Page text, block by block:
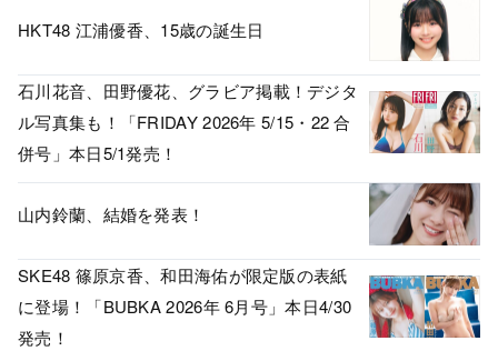
HKT48 江浦優香、15歳の誕生日
石川花音、田野優花、グラビア掲載！デジタ
ル写真集も！「FRIDAY 2026年 5/15・22 合
併号」本日5/1発売！
山内鈴蘭、結婚を発表！
SKE48 篠原京香、和田海佑が限定版の表紙
に登場！「BUBKA 2026年 6月号」本日4/30
発売！